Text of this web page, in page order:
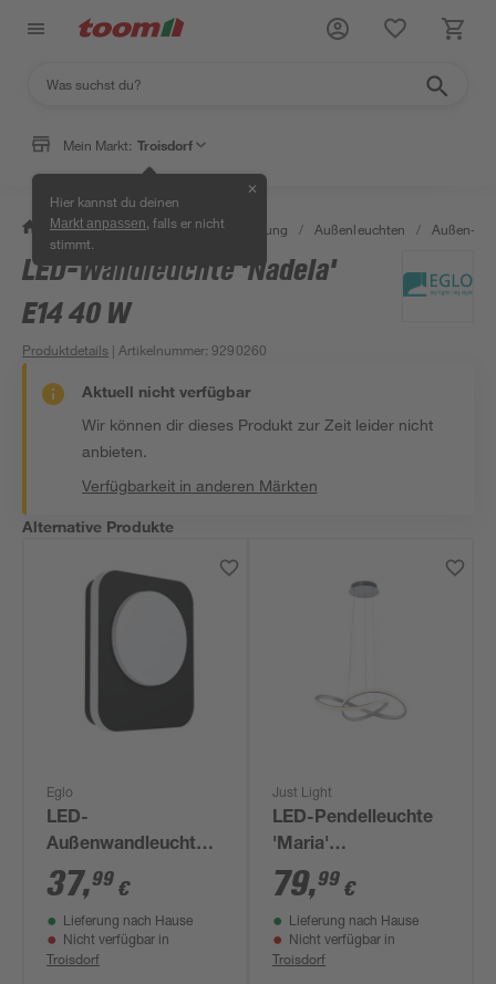
Mein Markt: Troisdorf
Hier kannst du deinen
Markt anpassen , falls er nicht
stimmt.
✕
/ Wohnen & Haushalt / Beleuchtung / Außenleuchten / Außen-
LED-Wandleuchte 'Nadela'
E14 40 W
Produktdetails | Artikelnummer:9290260
Aktuell nicht verfügbar
Wir können dir dieses Produkt zur Zeit leider nicht
anbieten.
Verfügbarkeit in anderen Märkten
Alternative Produkte
Eglo
LED-
Außenwandleuchte
'Madriz' 3,6 W 740 lm
warmweiß IP 44 5 x
23 x 19 cm
37,99 €
Lieferung nach Hause
Nicht verfügbar in
Troisdorf
Just Light
LED-Pendelleuchte
'Maria'
aluminiumfarben 57
79,99 €
Lieferung nach Hause
Nicht verfügbar in
Troisdorf